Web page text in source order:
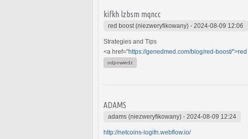
kifkh lzbsm mqncc
red boost (niezweryfikowany) - 2024-08-09 12:06
Strategies and Tips
<a href="https://genedmed.com/blog/red-boost/">red
odpowiedz
ADAMS
adams (niezweryfikowany) - 2024-08-09 12:24
http://netcoins-logifn.webflow.io/